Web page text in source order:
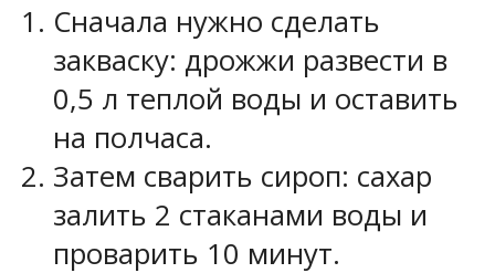
Сначала нужно сделать
закваску: дрожжи развести в
0,5 л теплой воды и оставить
на полчаса.
Затем сварить сироп: сахар
залить 2 стаканами воды и
проварить 10 минут.